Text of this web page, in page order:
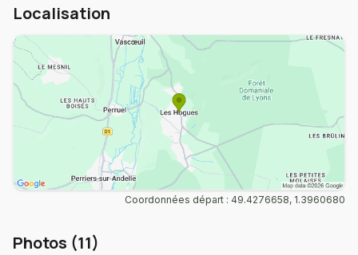
Localisation
Coordonnées départ : 49.4276658, 1.3960680
Photos (11)